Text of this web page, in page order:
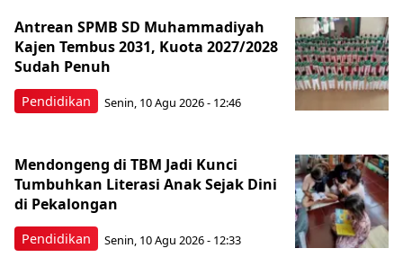
Pendidikan
Antrean SPMB SD Muhammadiyah
Kajen Tembus 2031, Kuota 2027/2028
Sudah Penuh
Senin, 10 Agu 2026 - 12:46
Pendidikan
Mendongeng di TBM Jadi Kunci
Tumbuhkan Literasi Anak Sejak Dini
di Pekalongan
Senin, 10 Agu 2026 - 12:33